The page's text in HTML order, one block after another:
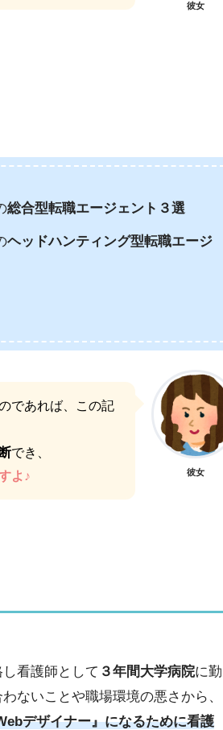
彼女
総合型転職エージェント３選
ヘッドハンティング型転職エージ
であれば、この記
でき、
よ♪
彼女
看護師として ３年間大学病院に勤
ないことや職場環境の悪さから、
デザイナー』になるために看護